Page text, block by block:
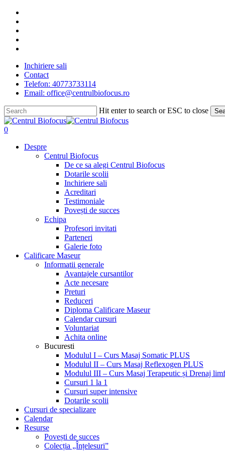
Skip
main
content
Inchiriere sali
Contact
Telefon: 40773733114
Email: office@centrulbiofocus.ro
Hit enter to search or ESC to close
Close
Search
search
0
Despre
Centrul Biofocus
De ce sa alegi Centrul Biofocus
Dotarile scolii
Inchiriere sali
Acreditari
Testimoniale
Povești de succes
Echipa
Profesori invitati
Parteneri
Galerie foto
Calificare Maseur
Informatii generale
Avantajele cursantilor
Acte necesare
Preturi
Reduceri
Diploma Calificare Maseur
Calendar cursuri
Voluntariat
Achita online
Bucuresti
Modulul I – Curs Masaj Somatic PLUS
Modulul II – Curs Masaj Reflexogen PLUS
Modulul III – Curs Masaj Terapeutic și Drenaj
Cursuri 1 la 1
Cursuri super intensive
Dotarile scolii
Cursuri de specializare
Calendar
Resurse
Povești de succes
Colecția „Înțelesuri”